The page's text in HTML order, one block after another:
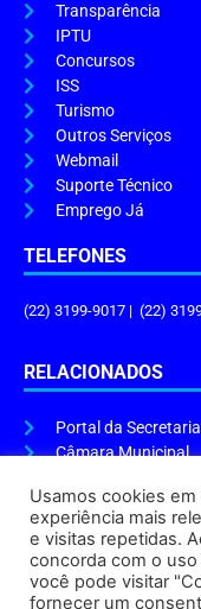
Transparência
IPTU
Concursos
ISS
Turismo
Outros Serviços
Webmail
Suporte Técnico
Emprego Já
TELEFONES
(22) 3199-9017 | (22)
RELACIONADOS
Portal da
Câmara Municipal
ENDEREÇO E
Endereço:Praça
Atendimento do
Usamos cookies
experiência mais
e visitas repetidas.
concorda com o
você pode visitar
fornecer um